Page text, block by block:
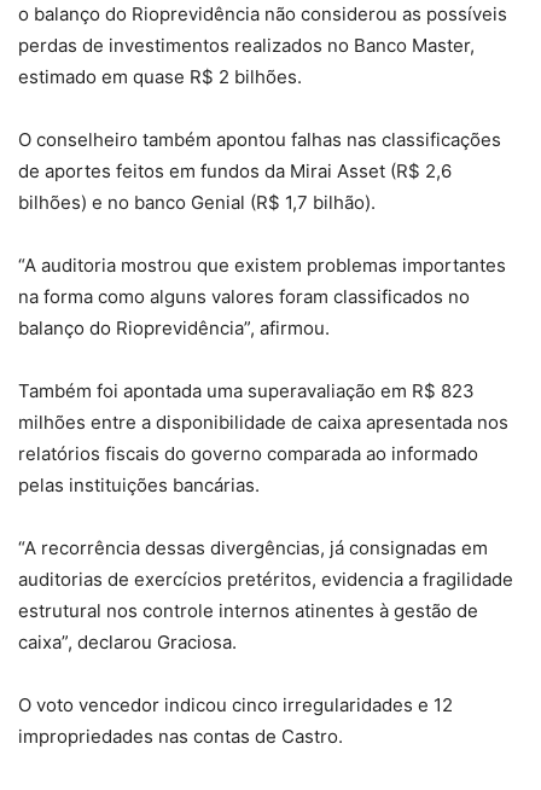
o balanço do Rioprevidência não considerou as possíveis
perdas de investimentos realizados no Banco Master,
estimado em quase R$ 2 bilhões.
O conselheiro também apontou falhas nas classificações
de aportes feitos em fundos da Mirai Asset (R$ 2,6
bilhões) e no banco Genial (R$ 1,7 bilhão).
“A auditoria mostrou que existem problemas importantes
na forma como alguns valores foram classificados no
balanço do Rioprevidência”, afirmou.
Também foi apontada uma superavaliação em R$ 823
milhões entre a disponibilidade de caixa apresentada nos
relatórios fiscais do governo comparada ao informado
pelas instituições bancárias.
“A recorrência dessas divergências, já consignadas em
auditorias de exercícios pretéritos, evidencia a fragilidade
estrutural nos controle internos atinentes à gestão de
caixa”, declarou Graciosa.
O voto vencedor indicou cinco irregularidades e 12
impropriedades nas contas de Castro.